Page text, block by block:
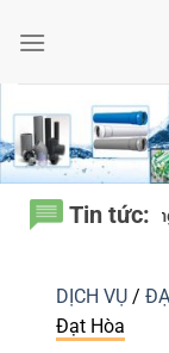
qua
Tin tức:
Lớp Bảo Ôn? Ống
DỊCH VỤ /
Đạt Hòa